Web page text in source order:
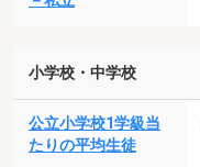
小学校・中学校
公立小学校1学級当
たりの平均生徒